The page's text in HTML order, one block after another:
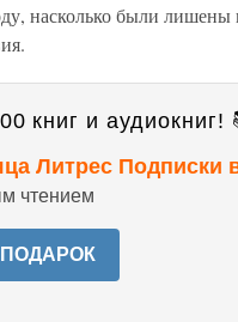
насколько были
книг и аудиокниг!
Литрес Подписки
чтением